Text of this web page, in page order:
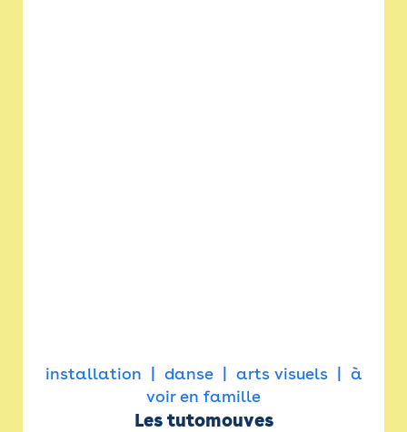
installation danse arts visuels
à
voir en famille
Les tutomouves